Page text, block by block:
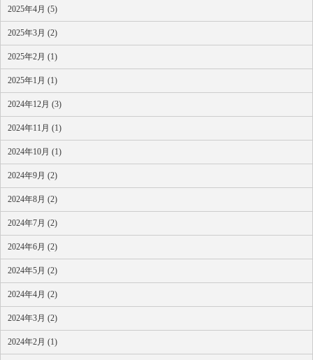
2025年4月 (5)
2025年3月 (2)
2025年2月 (1)
2025年1月 (1)
2024年12月 (3)
2024年11月 (1)
2024年10月 (1)
2024年9月 (2)
2024年8月 (2)
2024年7月 (2)
2024年6月 (2)
2024年5月 (2)
2024年4月 (2)
2024年3月 (2)
2024年2月 (1)